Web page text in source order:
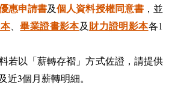
惠申請書及個人資料授權同意書，並
、畢業證書影本及財力證明影本各1
若以「薪轉存褶」方式佐證，請提供
近3個月薪轉明細。